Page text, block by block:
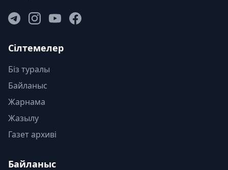
Сілтемелер
Біз туралы
Байланыс
Жарнама
Жазылу
Газет архиві
Байланыс